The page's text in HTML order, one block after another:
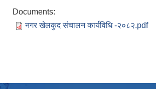
Documents:
नगर खेलकुद संचालन कार्यविधि -२०८२.pdf